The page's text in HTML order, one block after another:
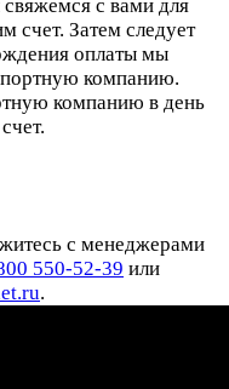
свяжемся с вами для
счет. Затем следует
оплаты мы
компанию.
компанию в день
с менеджерами
550-52-39 или
.